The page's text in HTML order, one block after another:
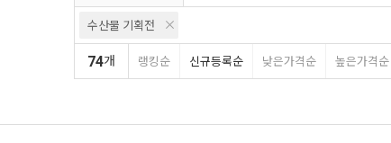
수산물 기획전
74개 랭킹순 신규등록순 낮은가격순 높은가격순